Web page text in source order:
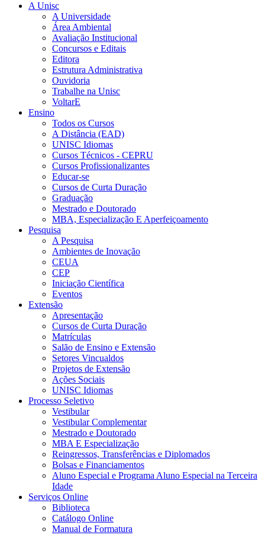
A Unisc
A Universidade
Área Ambiental
Avaliação Institucional
Concursos e Editais
Editora
Estrutura Administrativa
Ouvidoria
Trabalhe na Unisc
VoltarE
Ensino
Todos os Cursos
A Distância (EAD)
UNISC Idiomas
Cursos Técnicos - CEPRU
Cursos Profissionalizantes
Educar-se
Cursos de Curta Duração
Graduação
Mestrado e Doutorado
MBA, Especialização E Aperfeiçoamento
Pesquisa
A Pesquisa
Ambientes de Inovação
CEUA
CEP
Iniciação Científica
Eventos
Extensão
Apresentação
Cursos de Curta Duração
Matrículas
Salão de Ensino e Extensão
Setores Vincualdos
Projetos de Extensão
Ações Sociais
UNISC Idiomas
Processo Seletivo
Vestibular
Vestibular Complementar
Mestrado e Doutorado
MBA E Especialização
Reingressos, Transferências e Diplomados
Bolsas e Financiamentos
Aluno Especial e Programa Aluno Especial na Terceira
Idade
Serviços Online
Biblioteca
Catálogo Online
Manual de Formatura